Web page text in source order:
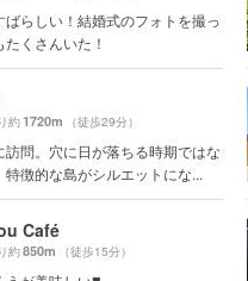
ばらしい！結婚式のフォトを撮っ
くさんいた！
約1720m （徒歩29分）
訪問。穴に日が落ちる時期ではな
特徴的な島がシルエットにな...
Café
約850m （徒歩15分）